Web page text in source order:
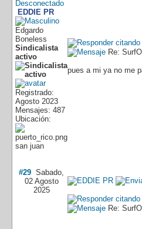
EDDIE PR
Edgardo
Boneless
Sindicalista
activo
Registrado:
Agosto 2023
Mensajes: 487
Ubicación:
san juan
Re:
pues a mi ya no me
#29 Sabado,
02 Agosto
2025
Re: